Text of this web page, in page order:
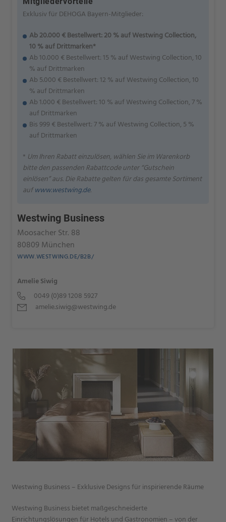
Exklusiv für DEHOGA Bayern-Mitglieder:
Ab 20.000 € Bestellwert: 20 % auf Westwing Collection,
10 % auf Drittmarken*
Ab 10.000 € Bestellwert: 15 % auf Westwing Collection, 10
% auf Drittmarken
Ab 5.000 € Bestellwert: 12 % auf Westwing Collection, 10
% auf Drittmarken
Ab 1.000 € Bestellwert: 10 % auf Westwing Collection, 7 %
auf Drittmarken
Bis 999 € Bestellwert: 7 % auf Westwing Collection, 5 %
auf Drittmarken
* Um Ihren Rabatt einzulösen, wählen Sie im Warenkorb
bitte den passenden Rabattcode unter “Gutschein
einlösen” aus. Die Rabatte gelten für das gesamte Sortiment
aufwww.westwing.de.
Westwing Business
Moosacher Str. 88
80809 München
WWW.WESTWING.DE/B2B/
Amelie Siwig
0049 (0)89 1208 5927
amelie.siwig@westwing.de
Westwing Business – Exklusive Designs für inspirierende Räume
Westwing Business bietet maßgeschneiderte
Einrichtungslösungen für Hotels und Gastronomien – von der